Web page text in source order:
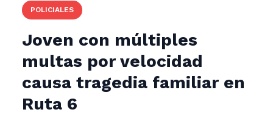
POLICIALES
Joven con múltiples
multas por velocidad
causa tragedia familiar en
Ruta 6